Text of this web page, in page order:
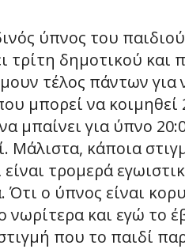
ύπνος του
τρίτη δημοτικού
τέλος πάντων για
μπορεί να
μπαίνει για ύπνο
Μάλιστα, κάποια
είναι τρομερά
Ότι ο ύπνος είναι
νωρίτερα και εγώ το
που το παιδί